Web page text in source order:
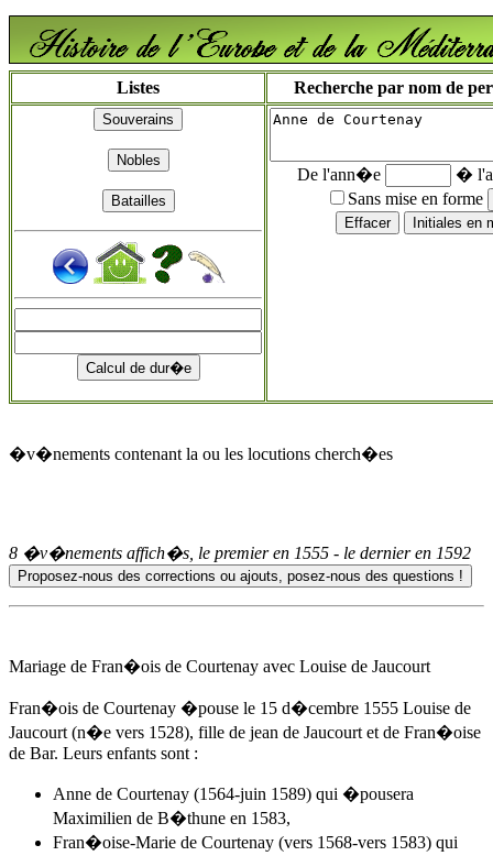
Listes Recherche par nom de
De l'ann�e
�
Sans mise en forme
�v�nements contenant la ou les locutions cherch�es
8 �v�nements affich�s, le premier en 1555 - le dernier en 1592
Mariage de Fran�ois de Courtenay avec Louise de Jaucourt
Fran�ois de Courtenay �pouse le 15 d�cembre 1555 Louise de
Jaucourt (n�e vers 1528), fille de jean de Jaucourt et de Fran�oise
de Bar. Leurs enfants sont :
Anne de Courtenay (1564-juin 1589) qui �pousera
Maximilien de B�thune en 1583,
Fran�oise-Marie de Courtenay (vers 1568-vers 1583) qui